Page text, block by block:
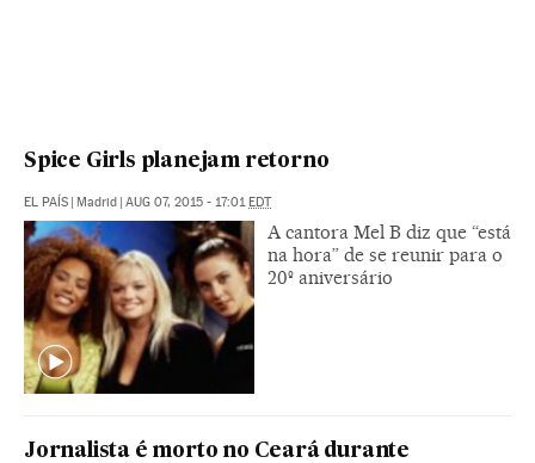
Spice Girls planejam retorno
EL PAÍS | Madrid | AUG 07, 2015 - 17:01EDT
A cantora Mel B diz que “está
na hora” de se reunir para o
20º aniversário
Jornalista é morto no Ceará durante